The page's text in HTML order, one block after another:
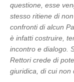
questione, esse
stesso ritiene di
confronti di alcun
è infatti costruire,
incontro e dialogo.
Rettori crede di
giuridica, di cui non